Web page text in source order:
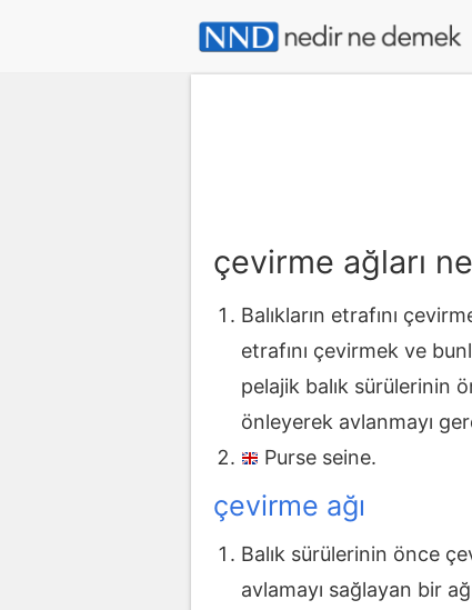
çevirme ağları
Balıkların etrafını
etrafını çevirmek ve
pelajik balık sürülerinin
önleyerek avlanmayı
Purse seine.
çevirme ağı
Balık sürülerinin önce
avlamayı sağlayan bir